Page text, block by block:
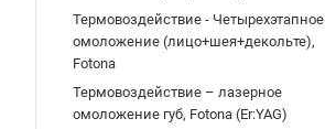
Термовоздействие - Четырехэтапное
омоложение (лицо+шея+декольте),
Fotona
Термовоздействие – лазерное
омоложение губ, Fotona (Er:YAG)